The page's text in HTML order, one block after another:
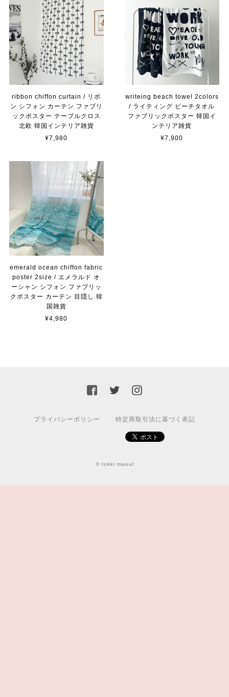
ribbon chiffon curtain / リボ
ン シフォン カーテン ファブリ
ックポスター テーブルクロス
北欧 韓国インテリア雑貨
¥7,980
writeing beach towel 2colors
/ ライティング ビーチタオル
ファブリックポスター 韓国イ
ンテリア雑貨
¥7,900
emerald ocean chiffon fabric
poster 2size / エメラルド オ
ーシャン シフォン ファブリッ
クポスター カーテン 目隠し 韓
国雑貨
¥4,980
プライバシーポリシー 特定商取引法に基づく表記
© tokki maeul